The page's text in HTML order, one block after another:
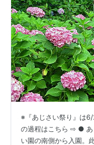
※『あじさい祭り』は
の過程はこちら ⇨ ●
い園の南側から入園。